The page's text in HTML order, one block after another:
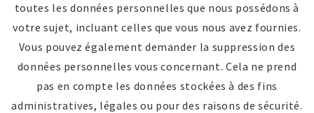
toutes les données personnelles que nous possédons à
votre sujet, incluant celles que vous nous avez fournies.
Vous pouvez également demander la suppression des
données personnelles vous concernant. Cela ne prend
pas en compte les données stockées à des fins
administratives, légales ou pour des raisons de sécurité.